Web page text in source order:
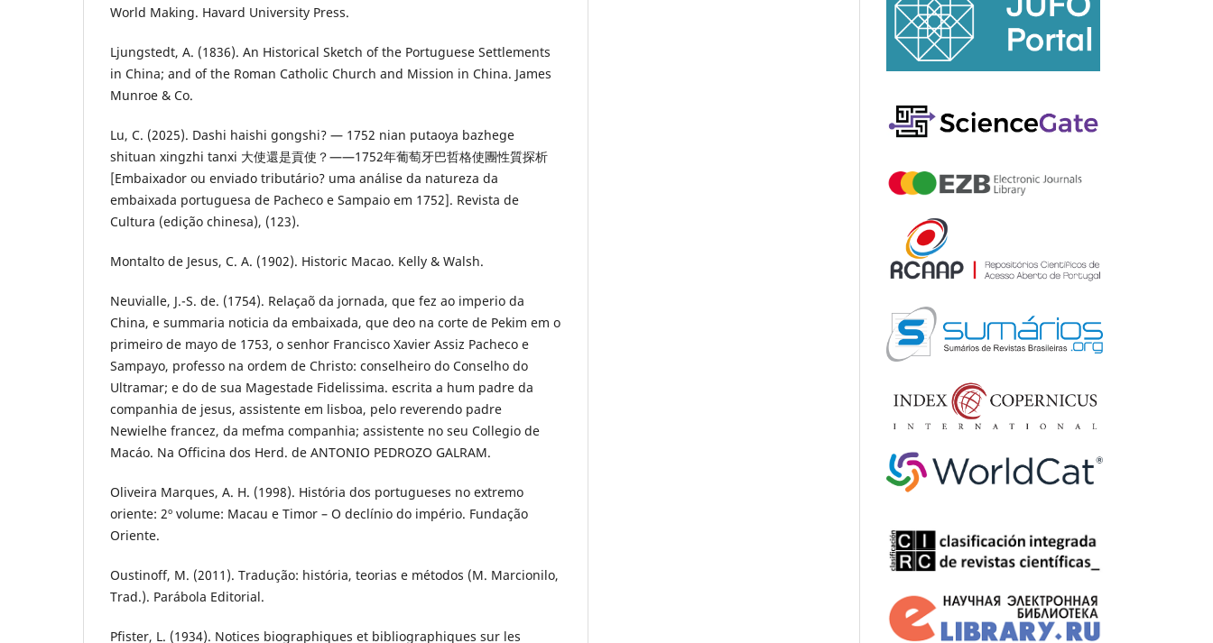
World Making. Havard University Press.
Ljungstedt, A. (1836). An Historical Sketch of the Portuguese Settlements
in China; and of the Roman Catholic Church and Mission in China. James
Munroe & Co.
Lu, C. (2025). Dashi haishi gongshi? — 1752 nian putaoya bazhege
shituan xingzhi tanxi 大使還是貢使？——1752年葡萄牙巴哲格使團性質探析
[Embaixador ou enviado tributário? uma análise da natureza da
embaixada portuguesa de Pacheco e Sampaio em 1752]. Revista de
Cultura (edição chinesa), (123).
Montalto de Jesus, C. A. (1902). Historic Macao. Kelly & Walsh.
Neuvialle, J.-S. de. (1754). Relaçaõ da jornada, que fez ao imperio da
China, e summaria noticia da embaixada, que deo na corte de Pekim em o
primeiro de mayo de 1753, o senhor Francisco Xavier Assiz Pacheco e
Sampayo, professo na ordem de Christo: conselheiro do Conselho do
Ultramar; e do de sua Magestade Fidelissima. escrita a hum padre da
companhia de jesus, assistente em lisboa, pelo reverendo padre
Newielhe francez, da mefma companhia; assistente no seu Collegio de
Macáo. Na Officina dos Herd. de ANTONIO PEDROZO GALRAM.
Oliveira Marques, A. H. (1998). História dos portugueses no extremo
oriente: 2º volume: Macau e Timor – O declínio do império. Fundação
Oriente.
Oustinoff, M. (2011). Tradução: história, teorias e métodos (M. Marcionilo,
Trad.). Parábola Editorial.
Pfister, L. (1934). Notices biographiques et bibliographiques sur les